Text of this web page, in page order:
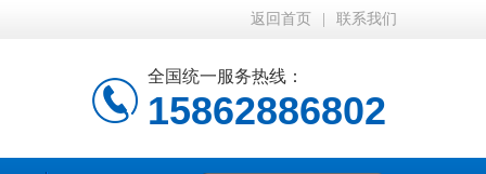
返回首页 联系我们
全国统一服务热线：
15862886802